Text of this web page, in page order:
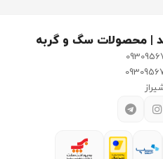
| محصولات سگ و گربه